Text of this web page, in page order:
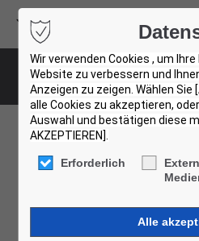
Wir verwenden Cookies , um
Website zu verbessern und
Anzeigen zu zeigen. Wählen Sie
alle Cookies zu akzeptieren,
Auswahl und bestätigen diese
AKZEPTIEREN].
Erforderlich
Besucher
USED BUS FINDER